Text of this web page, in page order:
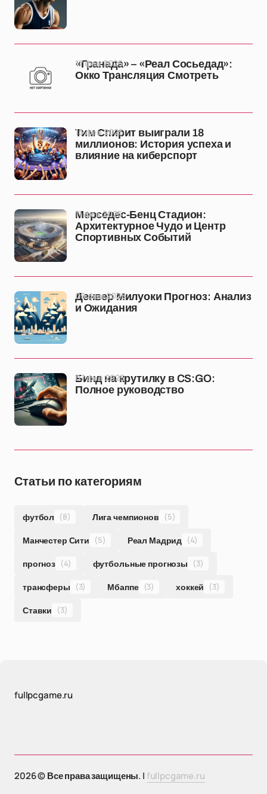
«Гранада» – «Реал Сосьедад»:
Окко Трансляция Смотреть
17 фев 2025
Тим Спирит выиграли 18
миллионов: История успеха и
влияние на киберспорт
15 фев 2025
Мерседес-Бенц Стадион:
Архитектурное Чудо и Центр
Спортивных Событий
11 фев 2025
Денвер Милуоки Прогноз: Анализ
и Ожидания
09 фев 2025
Бинд на крутилку в CS:GO:
Полное руководство
07 фев 2025
Статьи по категориям
футбол (8) Лига чемпионов (5)
Манчестер Сити (5) Реал Мадрид (4)
прогноз (4) футбольные прогнозы (3)
трансферы (3) Мбаппе (3) хоккей (3)
Ставки (3)
fullpcgame.ru
2026 © Все права защищены. |fullpcgame.ru